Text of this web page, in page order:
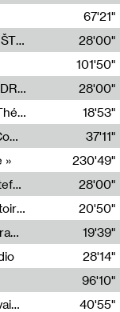
67'21"
Radia Show #1100 : 74.48 DB(A) BY IGOR ŠTROMAJER FOR RADIO X
28'00"
101'50"
Radia Show #1099: TEA FM LORCA AS A DREAM
28'00"
Mimésis : MATERIA PRIMA # étude n°4 - Théâtre de l’Aquarium
18'53"
Ok Deluxe (full album) - I Don't Believe In Computing
37'11"
»
230'49"
Radia Show #1098: Radio Tecnicolor by Stefan Nussbaumer & Georg Zichy (Radio Orange 94.0)
28'00"
Mémoires en Creux #2 : Archive d'une histoire artistique
20'50"
Mémoires en Creux #1 : Contexte et panorama
19'39"
28'14"
96'10"
Anatomie du Tomason, entretien avec Sylvain Cardonnel
40'55"